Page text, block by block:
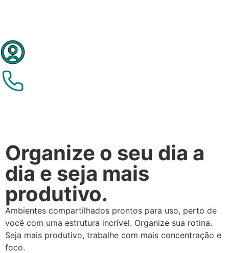
Organize o seu dia a
dia e seja mais
produtivo.
Ambientes compartilhados prontos para uso, perto de
você com uma estrutura incrível. Organize sua rotina.
Seja mais produtivo, trabalhe com mais concentração e
foco.